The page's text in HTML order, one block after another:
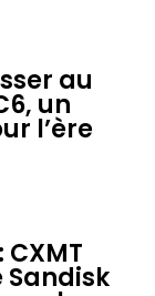
au
un
l’ère
Sandisk